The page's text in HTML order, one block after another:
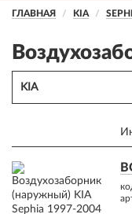
ГЛАВНАЯ KIA
KIA